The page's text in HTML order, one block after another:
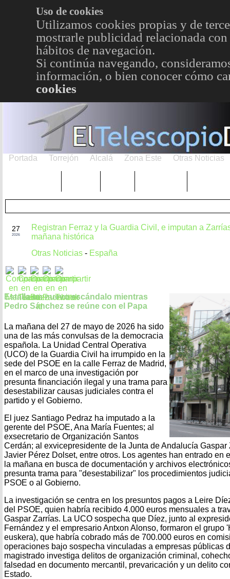
Uso de cookies
Utilizamos cookies propias y de
mostrarle publicidad relacionada
hábitos de navegación.
Si continúa navegando,
información, o bien conocer cómo
cookies
Portada Torrejón Alcalá Zona Este Otras Noticias
27
2026
Registran Ferraz y la Guardia Civil, e imputan a
mañana histórica
Otras Noticias - España
Estalla un nuevo escándalo mientras
Pedro Sánchez se reúne con el Papa
La mañana del 27 de mayo de 2026 ha sido
una de las más convulsas de la democracia
española. La Unidad Central Operativa
(UCO) de la Guardia Civil ha irrumpido en la
sede del PSOE en la calle Ferraz de Madrid,
en el marco de una investigación por
presunta financiación ilegal y una trama para
desestabilizar causas judiciales contra el
partido y el Gobierno.
El juez Santiago Pedraz ha imputado a la
gerente del PSOE, Ana María Fuentes; al
exsecretario de Organización Santos
Cerdán; al exvicepresidente de la Junta de Andalucía Gaspar
Javier Pérez Dolset, entre otros. Los agentes han entrado en
la mañana en busca de documentación y archivos
presunta trama para "desestabilizar" los procedimientos
PSOE o al Gobierno.
La investigación se centra en los presuntos pagos a Leire
del PSOE, quien habría recibido 4.000 euros mensuales a
Gaspar Zarrías. La UCO sospecha que Díez, junto al
Fernández y el empresario Antxon Alonso, formaron el grupo
euskera), que habría cobrado más de 700.000 euros en
operaciones bajo sospecha vinculadas a empresas públicas
magistrado investiga delitos de organización criminal,
falsedad en documento mercantil, prevaricación y un delito
Estado.